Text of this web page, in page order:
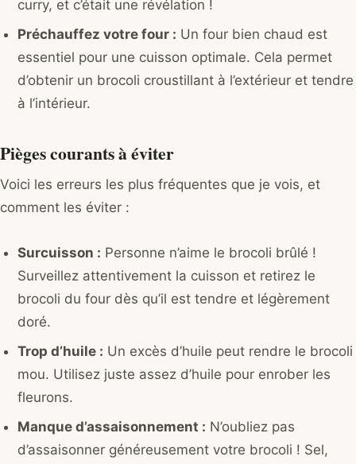
curry, et c’était une révélation !
Préchauffez votre four : Un four bien chaud est
essentiel pour une cuisson optimale. Cela permet
d’obtenir un brocoli croustillant à l’extérieur et tendre
à l’intérieur.
Pièges courants à éviter
Voici les erreurs les plus fréquentes que je vois, et
comment les éviter :
Surcuisson : Personne n’aime le brocoli brûlé !
Surveillez attentivement la cuisson et retirez le
brocoli du four dès qu’il est tendre et légèrement
doré.
Trop d’huile : Un excès d’huile peut rendre le brocoli
mou. Utilisez juste assez d’huile pour enrober les
fleurons.
Manque d’assaisonnement : N’oubliez pas
d’assaisonner généreusement votre brocoli ! Sel,